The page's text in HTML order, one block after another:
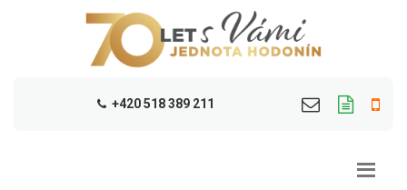
+420 518 389 211